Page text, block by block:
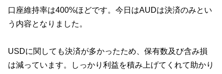
口座維持率は400%ほどです。今日はAUDは決済のみとい
う内容となりました。
USDに関しても決済が多かったため、保有数及び含み損
は減っています。しっかり利益を積み上げてくれて助かり